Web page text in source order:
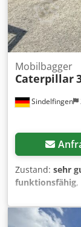
Sindelfingen
Mobilbagger
Caterpillar
Zustand: sehr
funktionsfähig
Ausstattung:
C1.7 *